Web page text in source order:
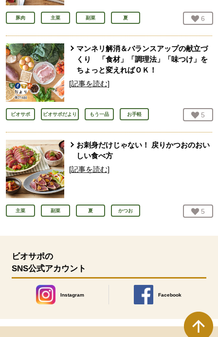
豚肉 主菜 副菜 夏 お気
6
マンネリ解消＆バランスアップの献立づ
くり 「食材」「調理法」「味つけ」を
ちょっと変えればＯＫ！
[記事を読む]
ビオサポ ビオサポだより もう一品 お手軽 お気
5
お刺身だけじゃない！ 戻りかつおのおい
しい食べ方
[記事を読む]
主菜 副菜 夏 かつお お気
5
ビオサポの
SNS公式アカウント
Instagram
別のウィンドウで開きます。
Facebook
別のウィンドウで開きます